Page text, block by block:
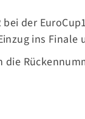
der
ins
die